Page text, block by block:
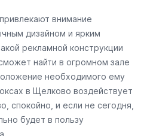
внимание
дизайном и ярким
рекламной конструкции
найти в огромном зале
необходимого ему
в Щелково воздействует
спокойно, и если не сегодня,
будет в пользу